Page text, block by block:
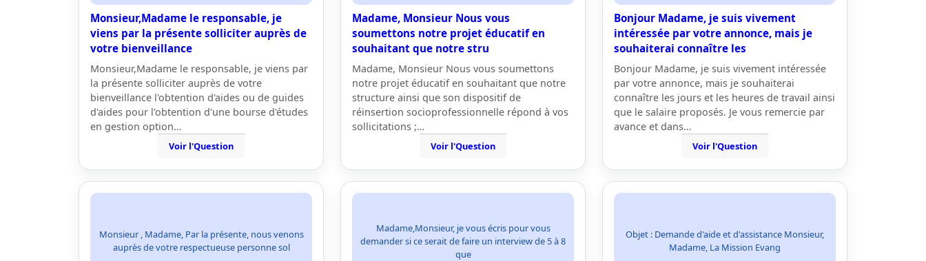
Monsieur,Madame le responsable, je
viens par la présente solliciter auprès de
votre bienveillance
Monsieur,Madame le responsable, je viens par
la présente solliciter auprès de votre
bienveillance l'obtention d'aides ou de guides
d'aides pour l'obtention d'une bourse d'études
en gestion option…
Voir l'Question
Madame, Monsieur Nous vous
soumettons notre projet éducatif en
souhaitant que notre stru
Madame, Monsieur Nous vous soumettons
notre projet éducatif en souhaitant que notre
structure ainsi que son dispositif de
réinsertion socioprofessionnelle répond à vos
sollicitations ;…
Voir l'Question
Bonjour Madame, je suis vivement
intéressée par votre annonce, mais je
souhaiterai connaître les
Bonjour Madame, je suis vivement intéressée
par votre annonce, mais je souhaiterai
connaître les jours et les heures de travail ainsi
que le salaire proposés. Je vous remercie par
avance et dans…
Voir l'Question
Monsieur , Madame, Par la présente, nous venons
auprès de votre respectueuse personne sol
Madame,Monsieur, je vous écris pour vous
demander si ce serait de faire un interview de 5 à 8
que
Objet : Demande d'aide et d'assistance Monsieur,
Madame, La Mission Evang